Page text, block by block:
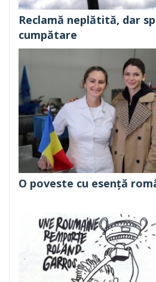
Reclamă neplătită, dar
cumpătare
O poveste cu esență